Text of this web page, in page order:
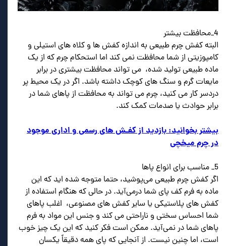
4_محافظت بیشتر
البته کفش چرم طبیعی به اندازه کفش ها و کلاه های استیلی و
کامپوزیتی از شما محافظت نمی کند اما استحکام چرم که از یک
ماده طبیعی تولید شده، می تواند محافظت بیشتری در برابر
مایعات گرم و سنگ های کوچک داشته باشد. اگر در یک محیط پر
دردسر کار می کنید، چرم می تواند به محافظت از پاهای شما در
برابر حوادث یا صدمات کمک کند.
بیشتر بخوانید: بازدید از کفـش های رسمی و اداری موجود
در چرم میخچی
5_ مناسب برای انواع پاها
اگر کفش چرم طبیعی می‌پوشید، حتما متوجه شده اید که این
ماده به فرم کف پای شما درمی‌آید. در حالی که هنگام استفاده از
کفش های پلاستیکی یا سایر کفش های مصنوعی، اغلب پاهای
شما احساس سختی و ناراحتی می کند و جنس این مواد به فرم
پاهای شما در نمی‌آید. ممکن است فکر کنید که این یک چیز خوب
است، اما چنین نیست. از آنجایی که پای همه دقیقاً یکسان